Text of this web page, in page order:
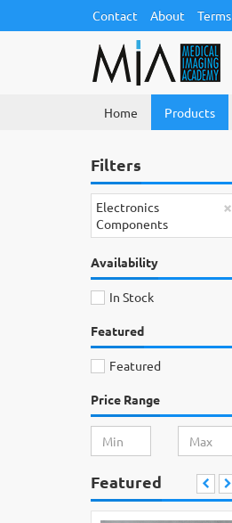
Contact About Terms
Home Products
Filters
×
Electronics
Components
Availability
In Stock
Featured
Featured
Price Range
Featured